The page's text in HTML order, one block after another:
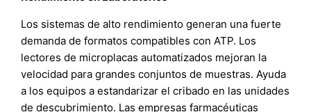
Los sistemas de alto rendimiento generan una fuerte
demanda de formatos compatibles con ATP. Los
lectores de microplacas automatizados mejoran la
velocidad para grandes conjuntos de muestras. Ayuda
a los equipos a estandarizar el cribado en las unidades
de descubrimiento. Las empresas farmacéuticas